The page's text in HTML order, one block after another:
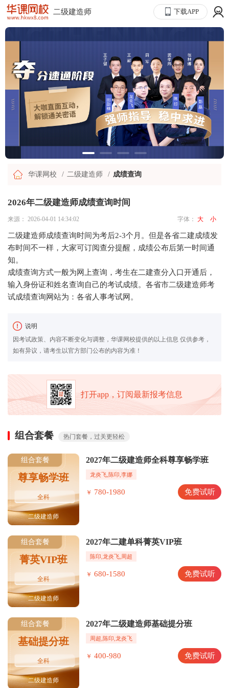
二级建造师 下载APP
华课网校 二级建造师 成绩查询
2026年二级建造师成绩查询时间
来源： 2026-04-01 14:34:02 字体： 大 小
二级建造师成绩查询时间为考后2-3个月。但是各省二建成绩发
布时间不一样，大家可订阅查分提醒，成绩公布后第一时间通
知。
成绩查询方式一般为网上查询，考生在二建查分入口开通后，
输入身份证和姓名查询自己的考试成绩。各省市二级建造师考
试成绩查询网站为：各省人事考试网。
说明
因考试政策、内容不断变化与调整，华课网校提供的以上信息 仅供参考，
如有异议，请考生以官方部门公布的内容为准！
打开app，订阅最新报考信息
组合套餐 热门套餐，过关更轻松
组合套餐
尊享畅学班
全科
二级建造师
2027年二级建造师全科尊享畅学班
龙炎飞,陈印,李娜
￥ 780-1980 免费试听
组合套餐
菁英VIP班
全科
二级建造师
2027年二建单科菁英VIP班
陈印,龙炎飞,周超
￥ 680-1580 免费试听
组合套餐
基础提分班
全科
二级建造师
2027年二级建造师基础提分班
周超,陈印,龙炎飞
￥ 400-980 免费试听